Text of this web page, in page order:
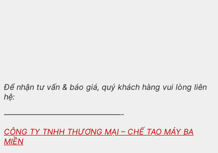
Để nhận tư vấn & báo giá, quý khách hàng vui lòng liên
hệ:
———————————————-
CÔNG TY TNHH THƯƠNG MẠI – CHẾ TẠO MÁY BA
MIỀN